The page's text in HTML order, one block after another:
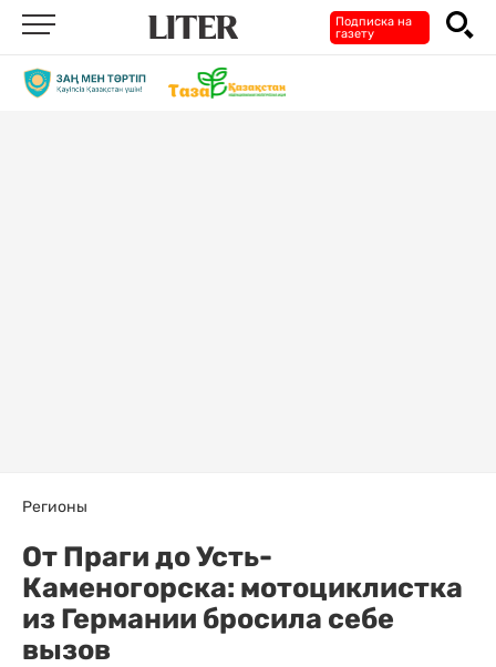
Подписка на
газету
Регионы
От Праги до Усть-
Каменогорска: мотоциклистка
из Германии бросила себе
вызов